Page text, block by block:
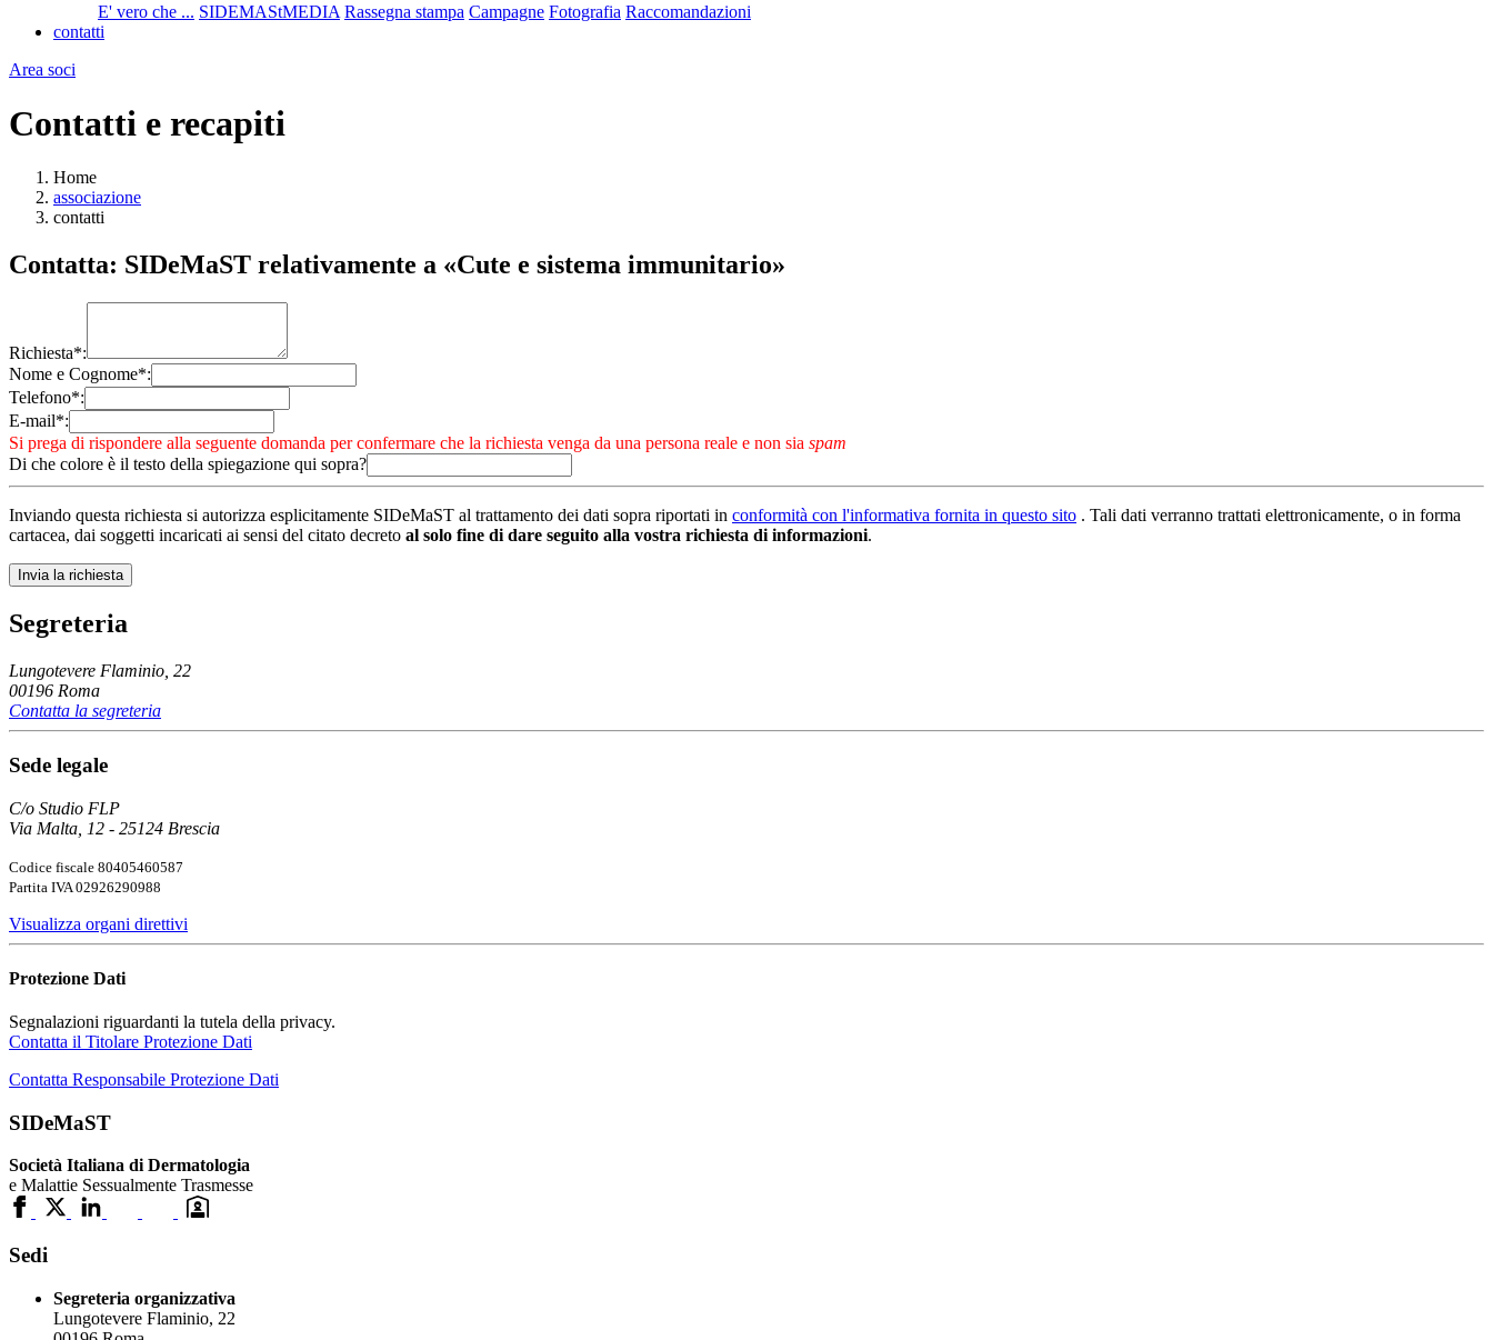
E' vero che ... SIDEMAStMEDIA Rassegna stampa Campagne Fotografia Raccomandazioni
contatti
Area soci
Contatti e recapiti
Home
associazione
contatti
Contatta: SIDeMaST relativamente a «Cute e sistema immunitario»
Richiesta*:
Nome e Cognome*:
Telefono*:
E-mail*:
Si prega di rispondere alla seguente domanda per confermare che la richiesta venga da una persona reale e non sia spam
Di che colore è il testo della spiegazione qui sopra?
Inviando questa richiesta si autorizza esplicitamente SIDeMaST al trattamento dei dati sopra riportati in conformità con l'informativa fornita in questo sito . Tali dati verranno trattati elettronicamente, o in forma
cartacea, dai soggetti incaricati ai sensi del citato decreto al solo fine di dare seguito alla vostra richiesta di informazioni.
Segreteria
Lungotevere Flaminio, 22
00196 Roma
Contatta la segreteria
Sede legale
C/o Studio FLP
Via Malta, 12 - 25124 Brescia
Codice fiscale 80405460587
Partita IVA 02926290988
Visualizza organi direttivi
Protezione Dati
Segnalazioni riguardanti la tutela della privacy.
Contatta il Titolare Protezione Dati
Contatta Responsabile Protezione Dati
SIDeMaST
Società Italiana di Dermatologia
e Malattie Sessualmente Trasmesse
Sedi
Segreteria organizzativa
Lungotevere Flaminio, 22